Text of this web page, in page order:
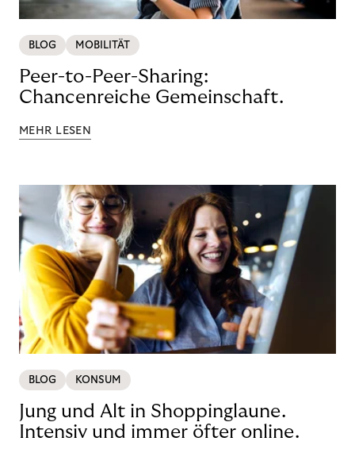
BLOG MOBILITÄT
Peer-to-Peer-Sharing:
Chancenreiche Gemeinschaft.
MEHR LESEN
BLOG KONSUM
Jung und Alt in Shoppinglaune.
Intensiv und immer öfter online.